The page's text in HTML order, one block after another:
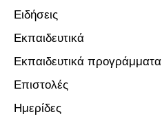
Ειδήσεις
Εκπαιδευτικά
Εκπαιδευτικά προγράμματα
Επιστολές
Ημερίδες